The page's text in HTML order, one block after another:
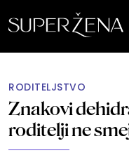
RODITELJSTVO
Znakovi
roditelji ne